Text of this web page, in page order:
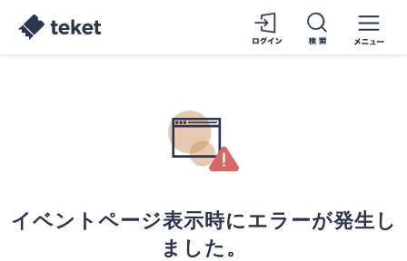
イベントページ表示時にエラーが発生し
ました。